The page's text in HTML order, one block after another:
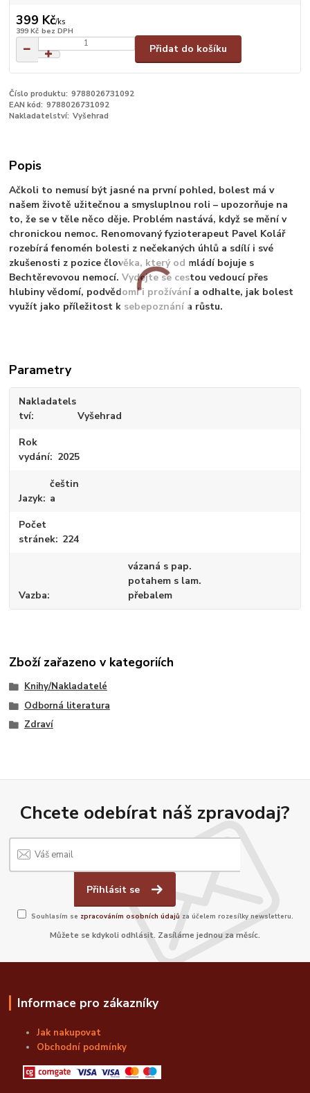
399 Kč/ks
399 Kč bez DPH
Přidat do košíku
Číslo produktu: 9788026731092
EAN kód: 9788026731092
Nakladatelství: Vyšehrad
Popis
Ačkoli to nemusí být jasné na první pohled, bolest má v
našem životě užitečnou a smysluplnou roli – upozorňuje na
to, že se v těle něco děje. Problém nastává, když se mění v
chronickou nemoc. Renomovaný fyzioterapeut Pavel Kolář
rozebírá fenomén bolesti z nečekaných úhlů a sdílí i své
zkušenosti z pozice člověka, který od mládí bojuje s
Bechtěrevovou nemocí. Vydejte se cestou vedoucí přes
hlubiny vědomí, podvědomí i prožívání a odhalte, jak bolest
využít jako příležitost k sebepoznání a růstu.
Parametry
Nakladatels
tví
Vyšehrad
Rok
vydání
2025
Jazyk
češtin
a
Počet
stránek 224
Vazba
vázaná s pap.
potahem s lam.
přebalem
Zboží zařazeno v kategoriích
Knihy/Nakladatelé
Odborná literatura
Zdraví
Chcete odebírat náš zpravodaj?
Přihlásit se
Souhlasím se zpracováním osobních údajů za účelem rozesílky newsletteru.
Můžete se kdykoli odhlásit. Zasíláme jednou za měsíc.
Informace pro zákazníky
Jak nakupovat
Obchodní podmínky